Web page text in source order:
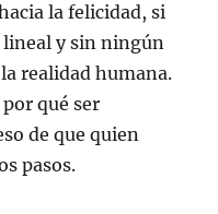
la felicidad, si
lineal y sin ningún
realidad humana.
qué ser
de que quien
pasos.